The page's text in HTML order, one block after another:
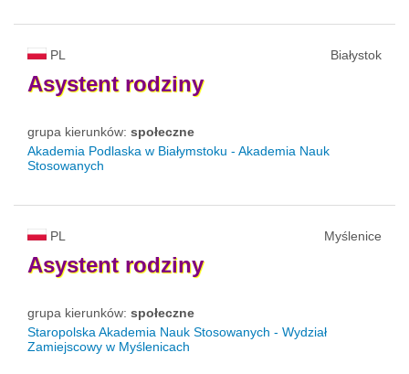
PL Białystok
Asystent rodziny
grupa kierunków: społeczne
Akademia Podlaska w Białymstoku - Akademia Nauk
Stosowanych
PL Myślenice
Asystent rodziny
grupa kierunków: społeczne
Staropolska Akademia Nauk Stosowanych - Wydział
Zamiejscowy w Myślenicach